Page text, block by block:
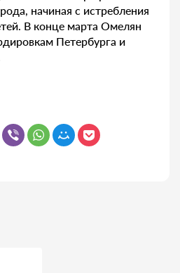
начиная с истребления
В конце марта Омелян
Петербурга и